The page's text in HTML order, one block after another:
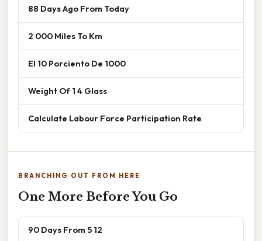
88 Days Ago From Today
2 000 Miles To Km
El 10 Porciento De 1000
Weight Of 1 4 Glass
Calculate Labour Force Participation Rate
BRANCHING OUT FROM HERE
One More Before You Go
90 Days From 5 12